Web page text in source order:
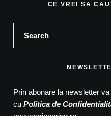
CE VREI SA
Prin abonare la newsletter
cu Politica de